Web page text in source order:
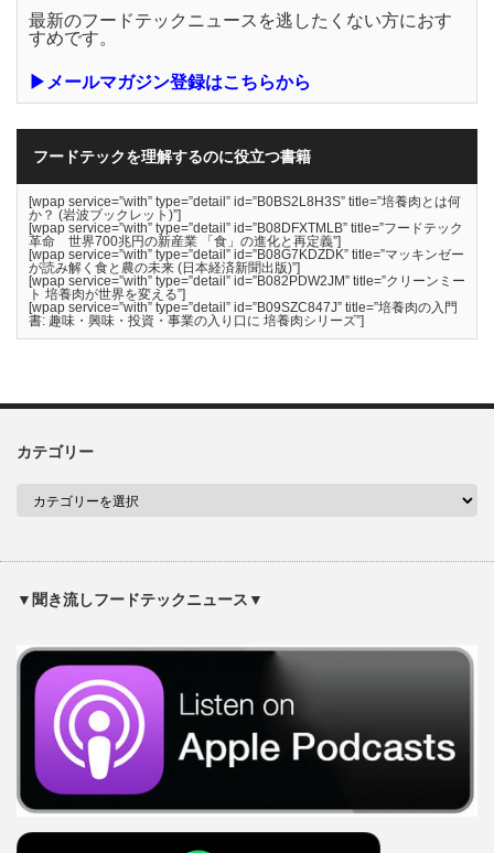
最新のフードテックニュースを逃したくない方におす
すめです。
▶メールマガジン登録はこちらから
フードテックを理解するのに役立つ書籍
[wpap service=”with” type=”detail” id=”B0BS2L8H3S” title=”培養肉とは何
か？ (岩波ブックレット)”]
[wpap service=”with” type=”detail” id=”B08DFXTMLB” title=”フードテック
革命 世界700兆円の新産業 「食」の進化と再定義”]
[wpap service=”with” type=”detail” id=”B08G7KDZDK” title=”マッキンゼー
が読み解く食と農の未来 (日本経済新聞出版)”]
[wpap service=”with” type=”detail” id=”B082PDW2JM” title=”クリーンミー
ト 培養肉が世界を変える”]
[wpap service=”with” type=”detail” id=”B09SZC847J” title=”培養肉の入門
書: 趣味・興味・投資・事業の入り口に 培養肉シリーズ”]
カテゴリー
▼聞き流しフードテックニュース▼